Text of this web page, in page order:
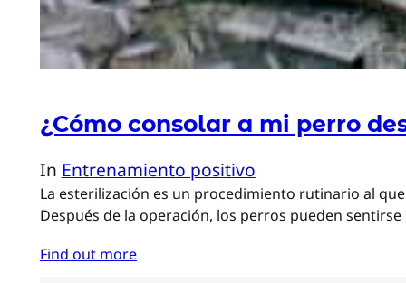
¿Cómo consolar a mi perro
In Entrenamiento positivo
La esterilización es un procedimiento rutinario al
Después de la operación, los perros pueden
Find out more